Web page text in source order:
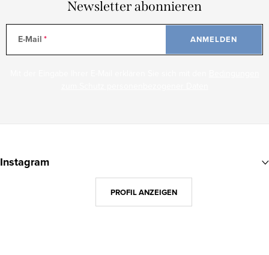
Newsletter abonnieren
E-Mail ANMELDEN
uInstagram
PROFIL ANZEIGEN